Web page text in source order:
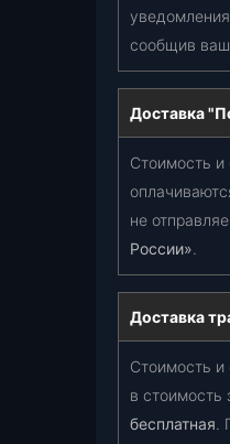
сообщив
Доставка
Стоимость и
не
России».
Доставка
Стоимость и
в стоимость
бесплатная.